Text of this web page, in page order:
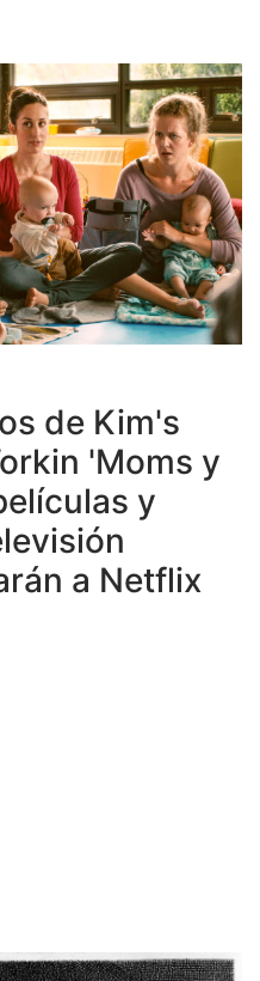
de Kim's
'Moms y
y
a Netflix